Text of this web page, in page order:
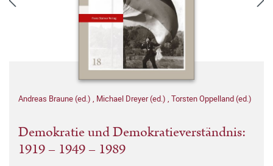
Andreas Braune (ed.) , Michael Dreyer (ed.) , Torsten Oppelland (ed.)
Demokratie und Demokratieverständnis:
1919 – 1949 – 1989